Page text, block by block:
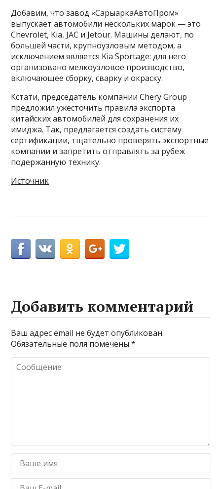
Добавим, что завод «СарыаркаАвтоПром»
выпускает автомобили нескольких марок — это
Chevrolet, Kia, JAC и Jetour. Машины делают, по
большей части, крупноузловым методом, а
исключением является Kia Sportage: для него
организовано мелкоузловое производство,
включающее сборку, сварку и окраску.
Кстати, председатель компании Chery Group
предложил ужесточить правила экспорта
китайских автомобилей для сохранения их
имиджа. Так, предлагается создать систему
сертификации, тщательно проверять экспортные
компании и запретить отправлять за рубеж
подержанную технику.
Источник
Добавить комментарий
Ваш адрес email не будет опубликован.
Обязательные поля помечены*